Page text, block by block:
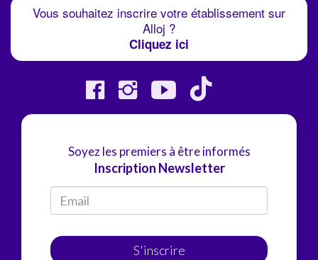
Vous souhaitez inscrire votre établissement sur
Alloj ?
Cliquez ici
Soyez les premiers à être informés
Inscription Newsletter
S'inscrire